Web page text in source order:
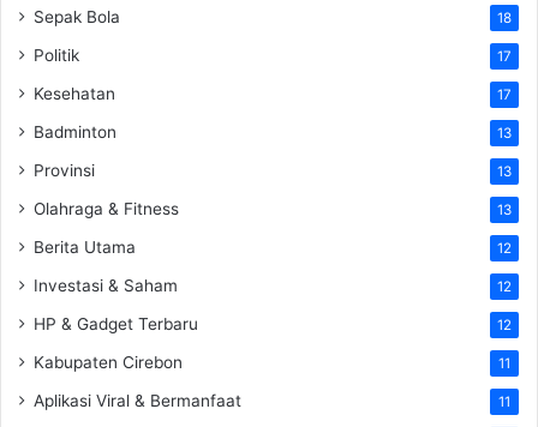
Sepak Bola 18
Politik 17
Kesehatan 17
Badminton 13
Provinsi 13
Olahraga & Fitness 13
Berita Utama 12
Investasi & Saham 12
HP & Gadget Terbaru 12
Kabupaten Cirebon 11
Aplikasi Viral & Bermanfaat 11